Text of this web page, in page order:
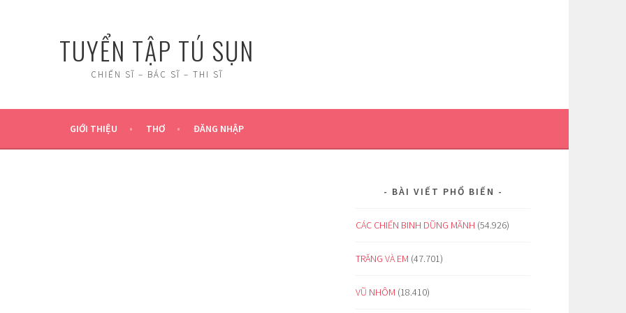
TUYỂN TẬP TÚ SỤN
CHIẾN SĨ – BÁC SĨ – THI SĨ
GIỚI THIỆU THƠ ĐĂNG NHẬP
BÀI VIẾT PHỔ BIẾN
CÁC CHIẾN BINH DŨNG MÃNH (54.926)
TRĂNG VÀ EM (47.701)
VŨ NHÔM (18.410)